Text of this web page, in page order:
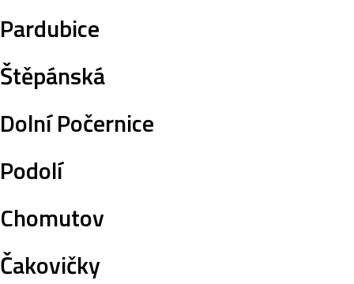
Pardubice
Štěpánská
Dolní Počernice
Podolí
Chomutov
Čakovičky